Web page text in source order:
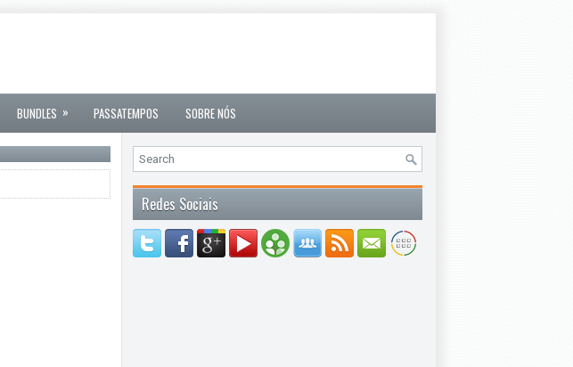
BUNDLES » PASSATEMPOS SOBRE NÓS
Redes Sociais